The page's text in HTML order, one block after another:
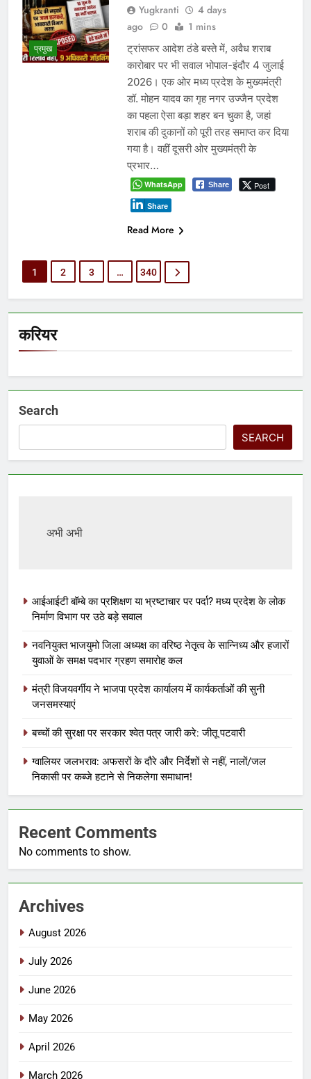
करियर
प्रमुख
Yugkranti
4 days
ago
0 1 mins
ट्रांसफर आदेश ठंडे बस्ते में, अवैध शराब
कारोबार पर भी सवाल भोपाल-इंदौर 4 जुलाई
2026। एक ओर मध्य प्रदेश के मुख्यमंत्री
डॉ. मोहन यादव का गृह नगर उज्जैन प्रदेश
का पहला ऐसा बड़ा शहर बन चुका है, जहां
शराब की दुकानों को पूरी तरह समाप्त कर दिया
गया है। वहीं दूसरी ओर मुख्यमंत्री के
प्रभार…
WhatsApp Share Post
Share
Read More
1 2 3 … 340
Search
SEARCH
अभी अभी
आईआईटी बॉम्बे का प्रशिक्षण या भ्रष्टाचार पर पर्दा? मध्य प्रदेश के लोक
निर्माण विभाग पर उठे बड़े सवाल
नवनियुक्त भाजयुमो जिला अध्यक्ष का वरिष्ठ नेतृत्व के सान्निध्य और हजारों
युवाओं के समक्ष पदभार ग्रहण समारोह कल
मंत्री विजयवर्गीय ने भाजपा प्रदेश कार्यालय में कार्यकर्ताओं की सुनी
जनसमस्याएं
बच्चों की सुरक्षा पर सरकार श्वेत पत्र जारी करे: जीतू पटवारी
ग्वालियर जलभराव: अफसरों के दौरे और निर्देशों से नहीं, नालों/जल
निकासी पर कब्जे हटाने से निकलेगा समाधान!
Recent Comments
No comments to show.
Archives
August 2026
July 2026
June 2026
May 2026
April 2026
March 2026